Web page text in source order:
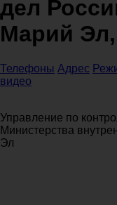
дел
Марий
Телефоны Адрес
видео
Управление по
Министерства
Эл